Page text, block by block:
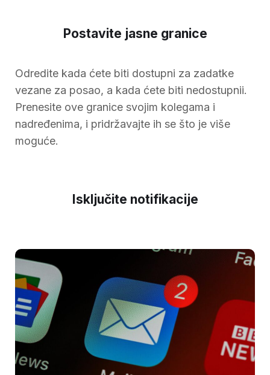
Postavite jasne granice
Odredite kada ćete biti dostupni za zadatke
vezane za posao, a kada ćete biti nedostupnii.
Prenesite ove granice svojim kolegama i
nadređenima, i pridržavajte ih se što je više
moguće.
Isključite notifikacije